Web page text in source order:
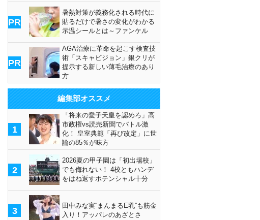
PR
暑熱対策が義務化される時代に
貼るだけで暑さの変化がわかる
示温シールとは～ファンケル
PR
AGA治療に革命を起こす検査技
術「スキャビジョン」銀クリが
提示する新しい薄毛治療のあり
方
編集部オススメ
1
「将来の愛子天皇を認めろ」高
市政権vs読売新聞でバトル激
化！ 皇室典範「再び改定」に世
論の85％が味方
2
2026夏の甲子園は「初出場校」
でも侮れない！ 4校ともハンデ
をはね返すポテンシャル十分
3
田中みな実“まんまるE乳”も筋金
入り！アッパレのあざとさ